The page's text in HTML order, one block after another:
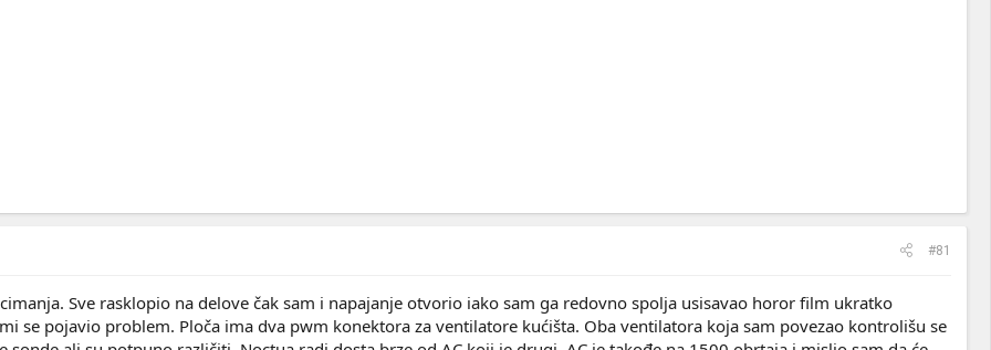
#81
Sve rasklopio na delove čak sam i napajanje otvorio iako sam ga redovno spolja usisavao horor film ukratko
se pojavio problem. Ploča ima dva pwm konektora za ventilatore kućišta. Oba ventilatora koja sam povezao kontrolišu se